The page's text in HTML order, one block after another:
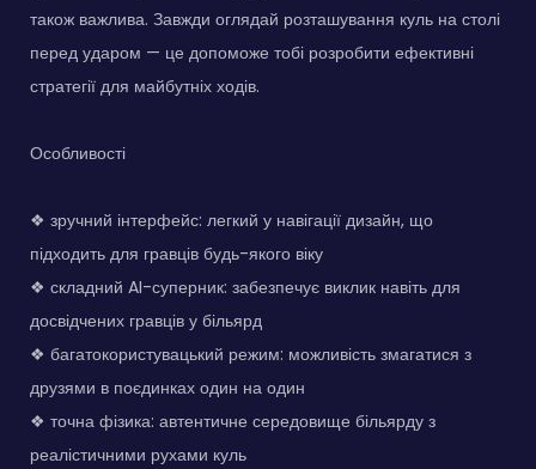
також важлива. Завжди оглядай розташування куль на столі
перед ударом — це допоможе тобі розробити ефективні
стратегії для майбутніх ходів.
Особливості
❖ зручний інтерфейс: легкий у навігації дизайн, що
підходить для гравців будь-якого віку
❖ складний AI-суперник: забезпечує виклик навіть для
досвідчених гравців у більярд
❖ багатокористувацький режим: можливість змагатися з
друзями в поєдинках один на один
❖ точна фізика: автентичне середовище більярду з
реалістичними рухами куль